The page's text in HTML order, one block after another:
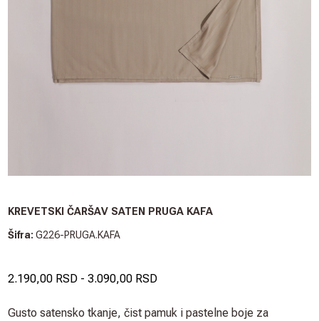
KREVETSKI ČARŠAV SATEN PRUGA KAFA
Šifra: G226-PRUGA.KAFA
2.190,00 RSD - 3.090,00 RSD
Gusto satensko tkanje, čist pamuk i pastelne boje za